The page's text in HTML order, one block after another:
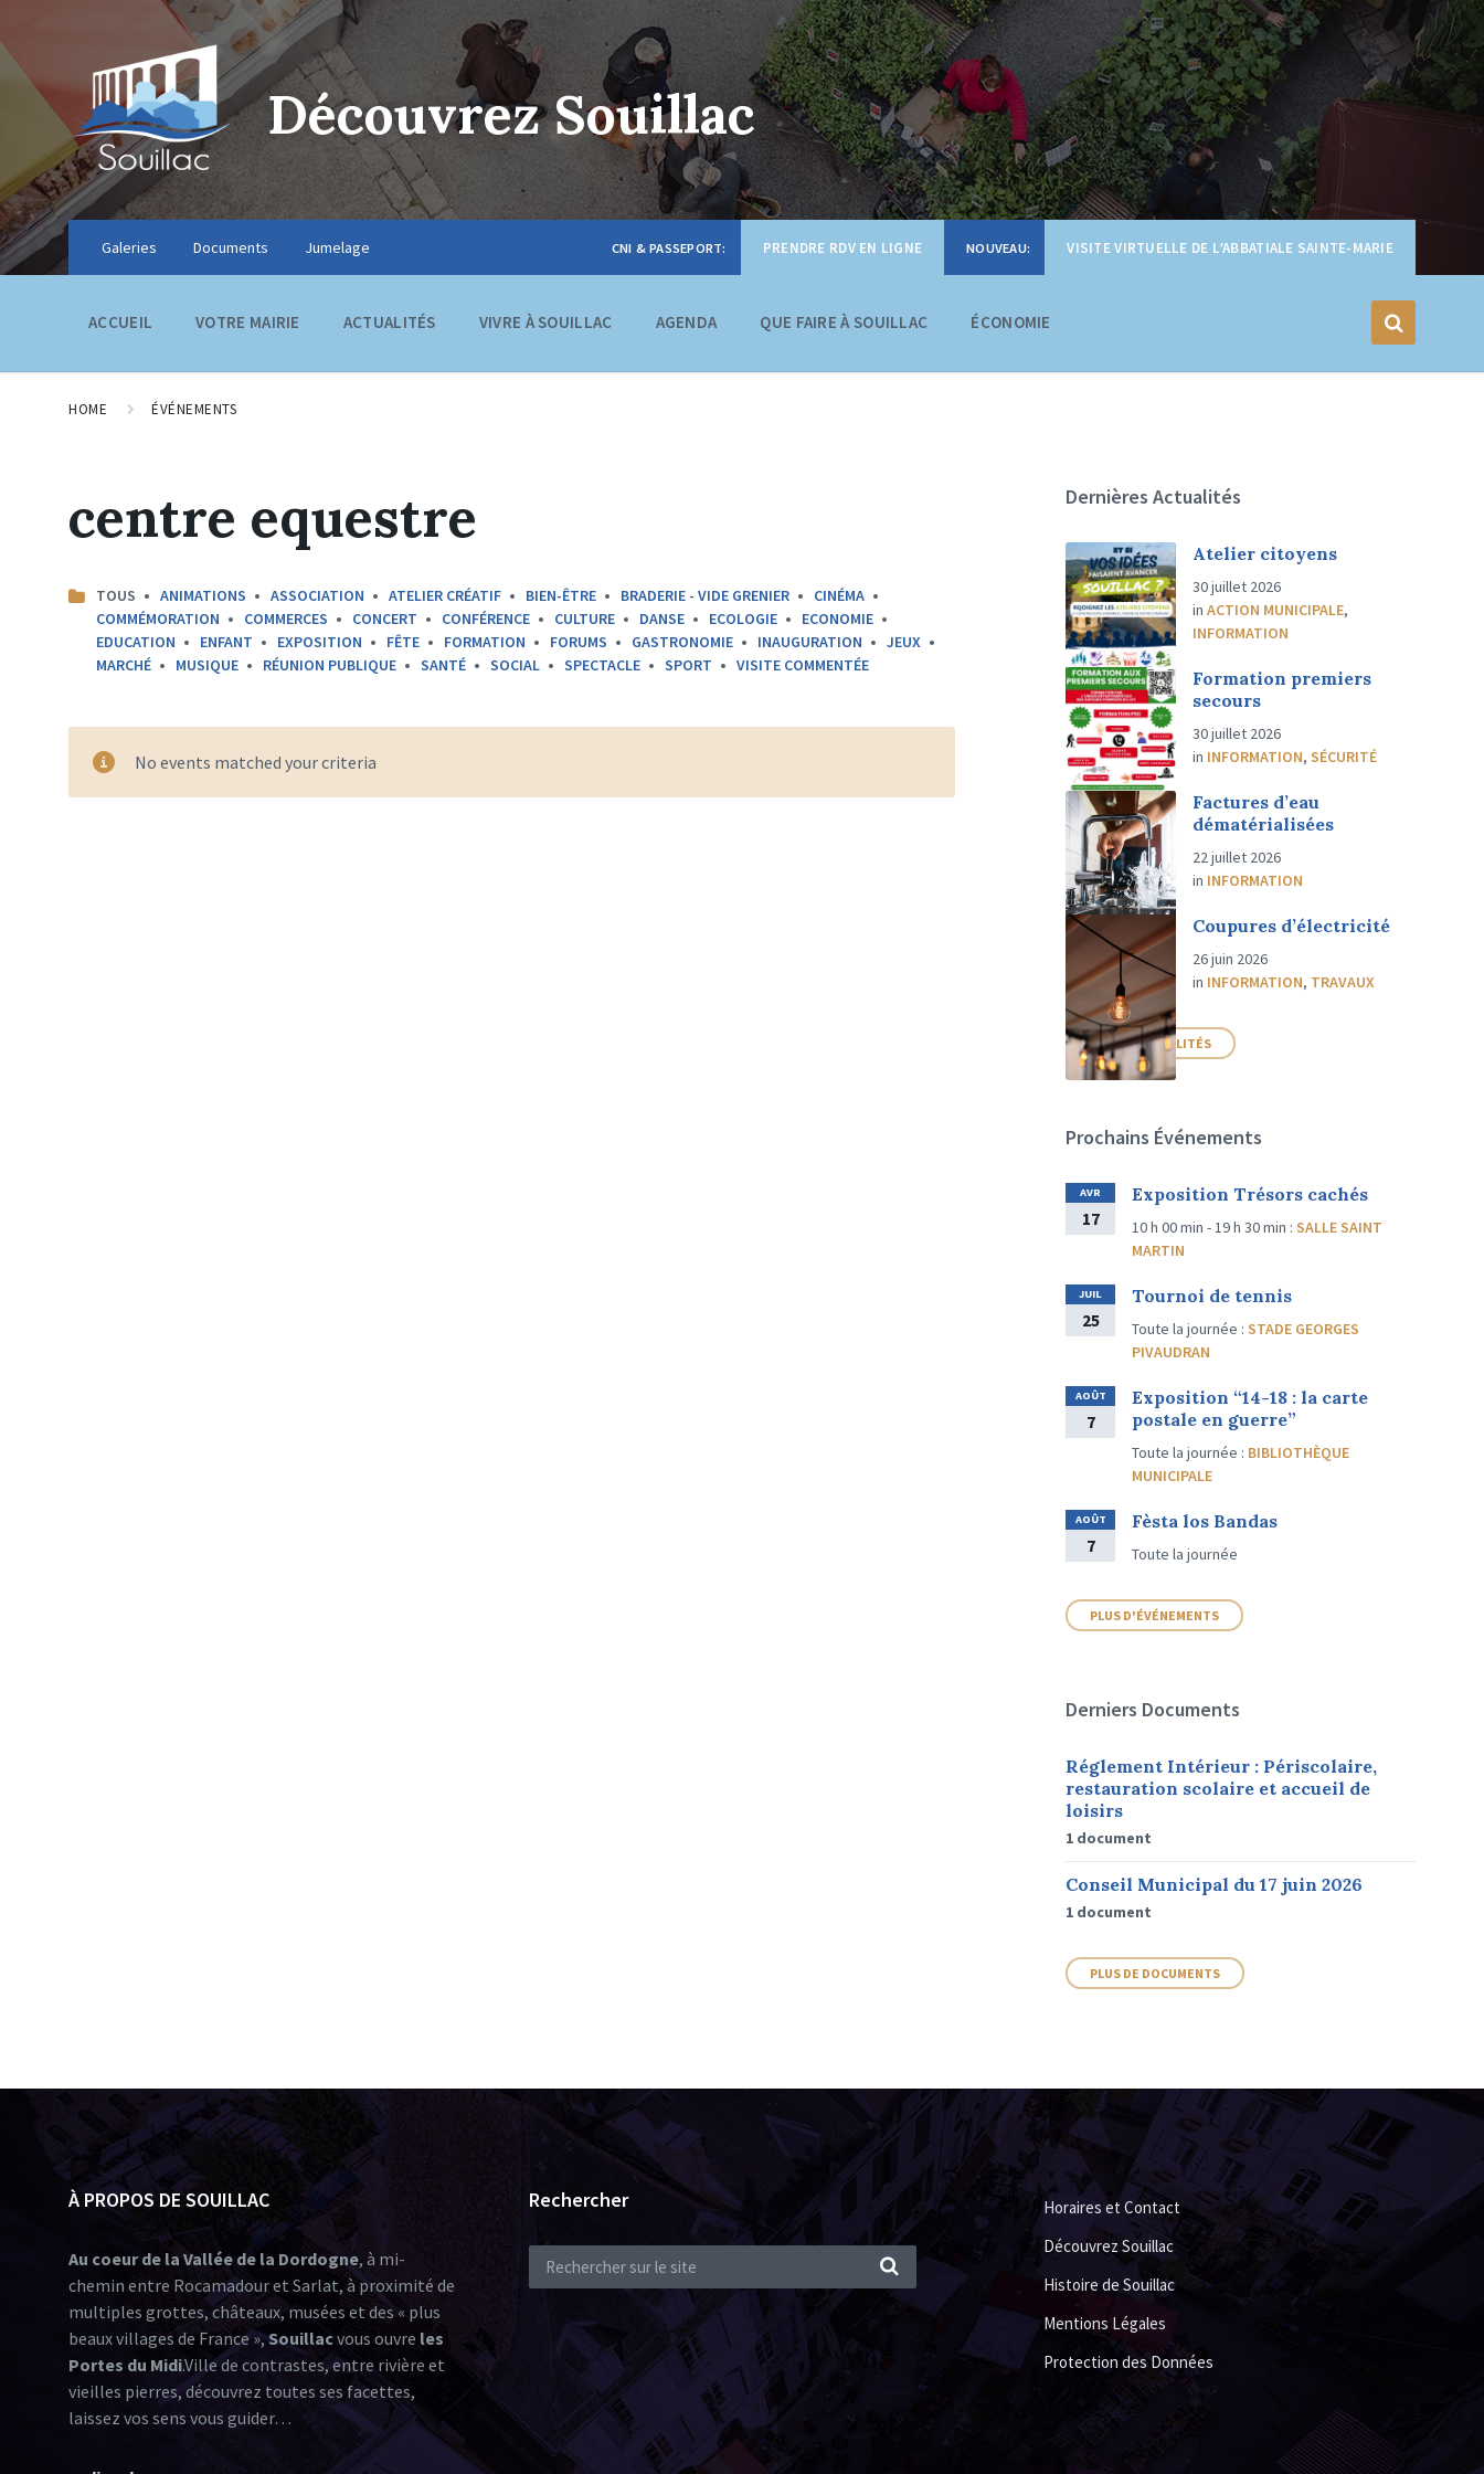
Découvrez Souillac
Galeries Documents Jumelage VISITE VIRTUELLE DE L’ABBATIALE SAINTE-MARIE
PRENDRE RDV EN LIGNE
ACCUEIL VOTRE MAIRIE ACTUALITÉS VIVRE À SOUILLAC AGENDA QUE FAIRE À SOUILLAC ÉCONOMIE
HOME ÉVÉNEMENTS
centre equestre
CATEGORIES:
TOUS ANIMATIONS ASSOCIATION ATELIER CRÉATIF BIEN-ÊTRE BRADERIE - VIDE GRENIER
CINÉMA
COMMÉMORATION
COMMERCES CONCERT CONFÉRENCE CULTURE DANSE ECOLOGIE
ECONOMIE
EDUCATION
ENFANT EXPOSITION FÊTE FORMATION FORUMS GASTRONOMIE INAUGURATION
JEUX
MARCHÉ
MUSIQUE RÉUNION PUBLIQUE SANTÉ SOCIAL SPECTACLE SPORT VISITE COMMENTÉE
No events matched your criteria
Dernières Actualités
Atelier citoyens
30 juillet 2026
inACTION MUNICIPALE,
INFORMATION
Formation premiers
secours
30 juillet 2026
in INFORMATION,SÉCURITÉ
Factures d’eau
dématérialisées
22 juillet 2026
in INFORMATION
Coupures d’électricité
26 juin 2026
in INFORMATION, TRAVAUX
PLUS D'ACTUALITÉS
Prochains Événements
AVR
17
Exposition Trésors cachés
10 h 00 min - 19 h 30 min :SALLE SAINT
MARTIN
JUIL
25
Tournoi de tennis
Toute la journée :STADE GEORGES
PIVAUDRAN
AOÛT
7
Exposition “14-18 : la carte
postale en guerre”
Toute la journée : BIBLIOTHÈQUE
MUNICIPALE
AOÛT
7
Fèsta los Bandas
Toute la journée
PLUS D'ÉVÉNEMENTS
Derniers Documents
Réglement Intérieur : Périscolaire,
restauration scolaire et accueil de
loisirs
1 document
Conseil Municipal du 17 juin 2026
1 document
PLUS DE DOCUMENTS
À PROPOS DE SOUILLAC
Au coeur de la Vallée de la Dordogne, à mi-
chemin entre Rocamadour et Sarlat, à proximité de
multiples grottes, châteaux, musées et des « plus
beaux villages de France »,Souillacvous ouvre les
Portes du Midi.Ville de contrastes, entre rivière et
vieilles pierres, découvrez toutes ses facettes,
laissez vos sens vous guider…
Rechercher
Horaires et Contact
Découvrez Souillac
Histoire de Souillac
Mentions Légales
Protection des Données